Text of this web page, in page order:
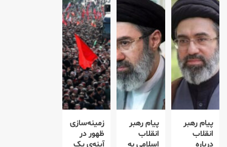
پیام رهبر
انقلاب
درباره
پیام رهبر
انقلاب
اسلامی به
زمینه‌سازی
ظهور در
آینه‌ی یک